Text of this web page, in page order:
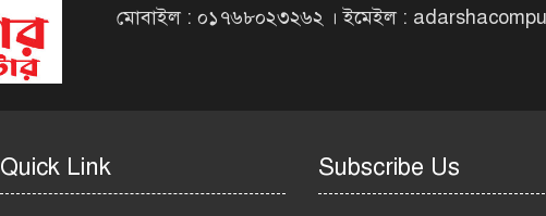
মোবাইল : ০১৭৬৮০২৩২৬২ । ইমেইল :
Quick Link Subscribe Us